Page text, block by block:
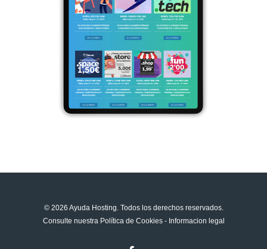
© 2026 Ayuda Hosting. Todos los derechos reservados.
Consulte nuestra Política de Cookies- Informacion legal